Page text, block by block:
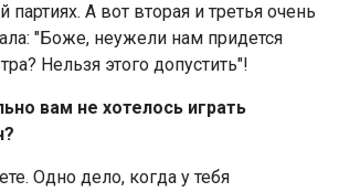
партиях. А вот вторая и третья очень
"Боже, неужели нам придется
Нельзя этого допустить"!
вам не хотелось играть
Одно дело, когда у тебя